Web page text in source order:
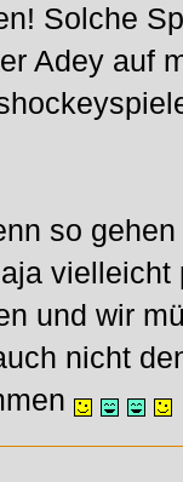
Solche
Adey auf
so
und wir
nicht